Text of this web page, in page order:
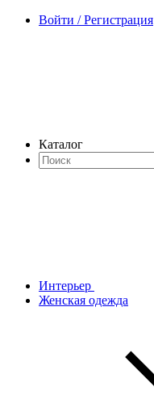
Войти / Регистрация
Каталог
Интерьер
Женская одежда